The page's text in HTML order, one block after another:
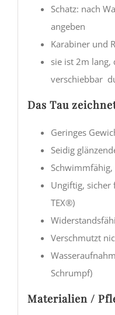
Schatz: nach
angeben
Karabiner und
sie ist 2m lang,
verschiebbar
Das Tau
Geringes
Seidig
Ungiftig, sicher
TEX®)
Verschmutzt
Schrumpf)
Materialien /